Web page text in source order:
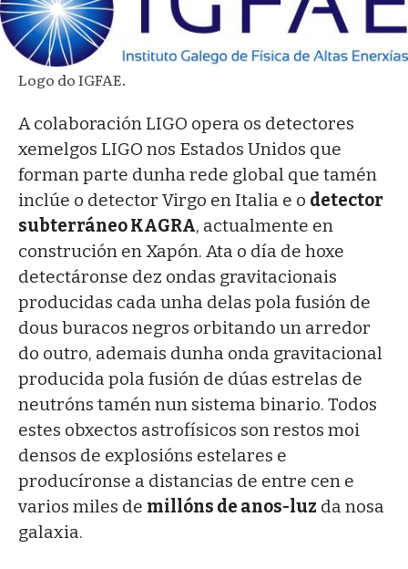
Logo do IGFAE.
A colaboración LIGO opera os detectores
xemelgos LIGO nos Estados Unidos que
forman parte dunha rede global que tamén
inclúe o detector Virgo en Italia e o detector
subterráneo KAGRA, actualmente en
construción en Xapón. Ata o día de hoxe
detectáronse dez ondas gravitacionais
producidas cada unha delas pola fusión de
dous buracos negros orbitando un arredor
do outro, ademais dunha onda gravitacional
producida pola fusión de dúas estrelas de
neutróns tamén nun sistema binario. Todos
estes obxectos astrofísicos son restos moi
densos de explosións estelares e
producíronse a distancias de entre cen e
varios miles de millóns de anos-luz da nosa
galaxia.